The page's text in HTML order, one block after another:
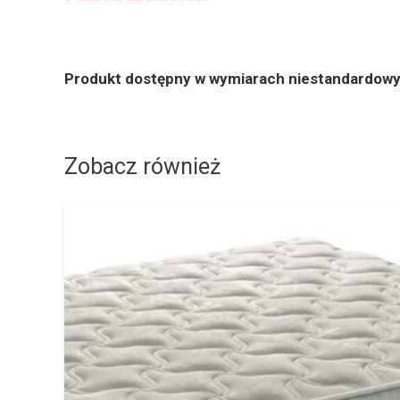
Produkt dostępny w wymiarach
Zobacz również